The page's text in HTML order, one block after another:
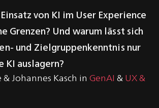
von KI im User Experience
Grenzen? Und warum lässt sich
und Zielgruppenkenntnis nur
KI auslagern?
&Johannes Kasch in GenAI & UX &